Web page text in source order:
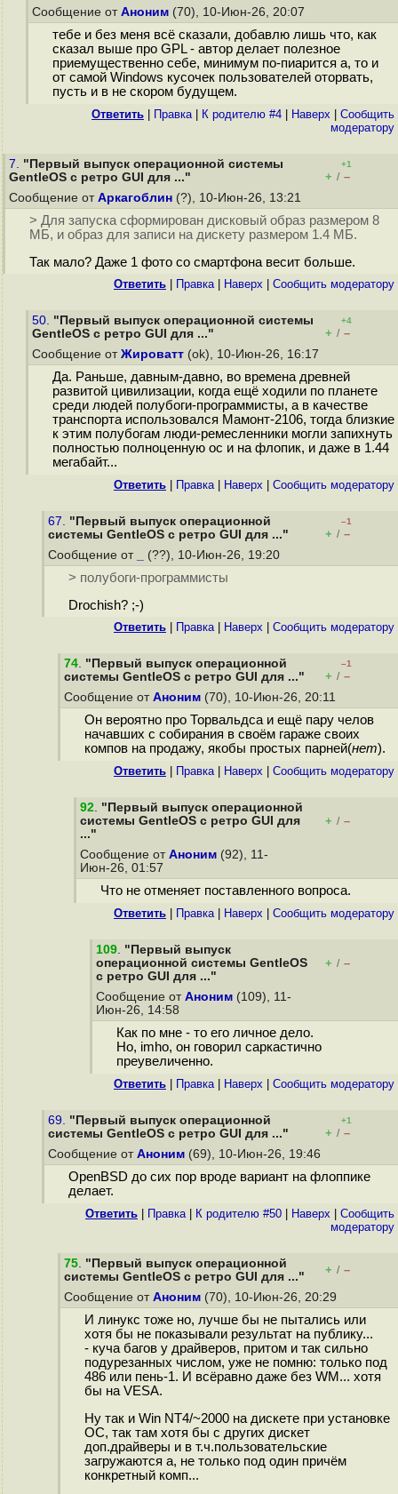
Сообщение от Аноним (70), 10-Июн-26, 20:07
тебе и без меня всё сказали, добавлю лишь что, как
сказал выше про GPL - автор делает полезное
приемущественно себе, минимум по-пиарится а, то и
от самой Windows кусочек пользователей оторвать,
пусть и в не скором будущем.
Ответить Правка| К родителю #4 Наверх
Cообщить
модератору
7. "Первый выпуск операционной системы
GentleOS с ретро GUI для ..."
+1
+ / –
Сообщение от Аркагоблин (?), 10-Июн-26, 13:21
> Для запуска сформирован дисковый образ размером 8
МБ, и образ для записи на дискету размером 1.4 МБ.
Так мало? Даже 1 фото со смартфона весит больше.
Ответить Правка| Наверх Cообщить модератору
50. "Первый выпуск операционной системы
GentleOS с ретро GUI для ..."
+4
+ / –
Сообщение от Жироватт (ok), 10-Июн-26, 16:17
Да. Раньше, давным-давно, во времена древней
развитой цивилизации, когда ещё ходили по планете
среди людей полубоги-программисты, а в качестве
транспорта использовался Мамонт-2106, тогда близкие
к этим полубогам люди-ремесленники могли запихнуть
полностью полноценную ос и на флопик, и даже в 1.44
мегабайт...
Ответить Правка| Наверх Cообщить модератору
67. "Первый выпуск операционной
системы GentleOS с ретро GUI для ..."
–1
+ / –
Сообщение от
(??), 10-Июн-26, 19:20
> полубоги-программисты
Drochish? ;-)
Ответить Правка| Наверх Cообщить модератору
74. "Первый выпуск операционной
системы GentleOS с ретро GUI для ..."
–1
+ / –
Сообщение от Аноним (70), 10-Июн-26, 20:11
Он вероятно про Торвальдса и ещё пару челов
начавших с собирания в своём гараже своих
компов на продажу, якобы простых парней(нет).
Ответить Правка| Наверх Cообщить модератору
92. "Первый выпуск операционной
системы GentleOS с ретро GUI для
..."
+ / –
Сообщение от Аноним (92), 11-
Июн-26, 01:57
Что не отменяет поставленного вопроса.
Ответить Правка| Наверх Cообщить модератору
109. "Первый выпуск
операционной системы GentleOS
с ретро GUI для ..."
+ / –
Сообщение от Аноним (109), 11-
Июн-26, 14:58
Как по мне - то его личное дело.
Но, imho, он говорил саркастично
преувеличенно.
Ответить Правка| Наверх Cообщить модератору
69. "Первый выпуск операционной
системы GentleOS с ретро GUI для ..."
+1
+ / –
Сообщение от Аноним (69), 10-Июн-26, 19:46
OpenBSD до сих пор вроде вариант на флоппике
делает.
Ответить Правка| К родителю #50 Наверх
Cообщить
модератору
75. "Первый выпуск операционной
системы GentleOS с ретро GUI для ..."
+ / –
Сообщение от Аноним (70), 10-Июн-26, 20:29
И линукс тоже но, лучше бы не пытались или
хотя бы не показывали результат на публику...
- куча багов у драйверов, притом и так сильно
подурезанных числом, уже не помню: только под
486 или пень-1. И всёравно даже без WM... хотя
бы на VESA.
Ну так и Win NT4/~2000 на дискете при установке
ОС, так там хотя бы с других дискет
доп.драйверы и в т.ч.пользовательские
загружаются а, не только под один причём
конкретный комп...